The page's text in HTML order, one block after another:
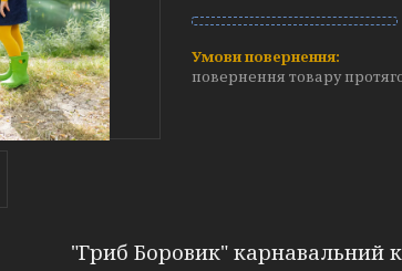
повернення товару
"Гриб Боровик" карнавальний